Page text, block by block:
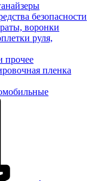
безопасности
воронки
руля,
прочее
пленка